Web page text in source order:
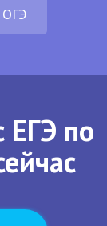
ОГЭ
ЕГЭ по